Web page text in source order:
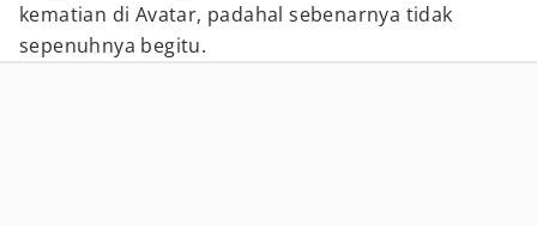
kematian di Avatar, padahal sebenarnya tidak
sepenuhnya begitu.